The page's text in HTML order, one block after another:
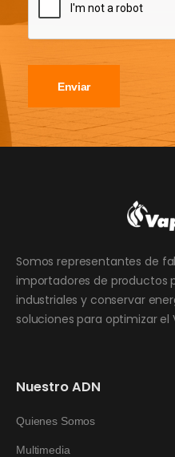
Enviar
Somos representantes de
importadores de productos
industriales y conservar
soluciones para optimizar el
Nuestro ADN
Quienes Somos
Multimedia